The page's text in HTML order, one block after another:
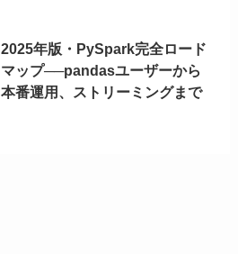
2025年版・PySpark完全ロード
マップ──pandasユーザーから
本番運用、ストリーミングまで